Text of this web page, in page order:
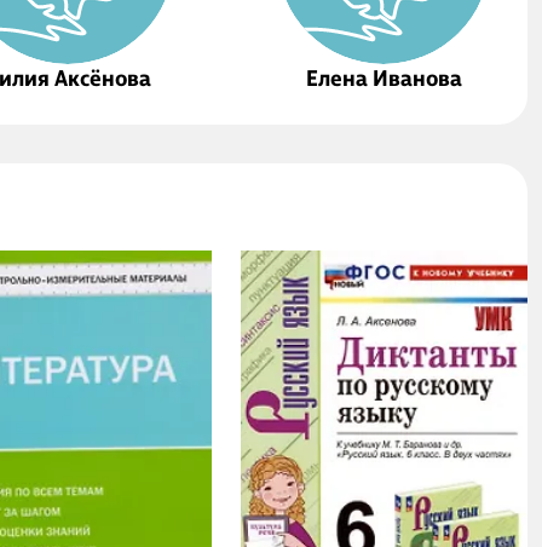
Аксёнова Елена Иванова